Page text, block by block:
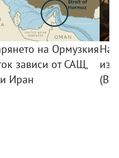
на Ормузкия
зависи от САЩ,
Иран